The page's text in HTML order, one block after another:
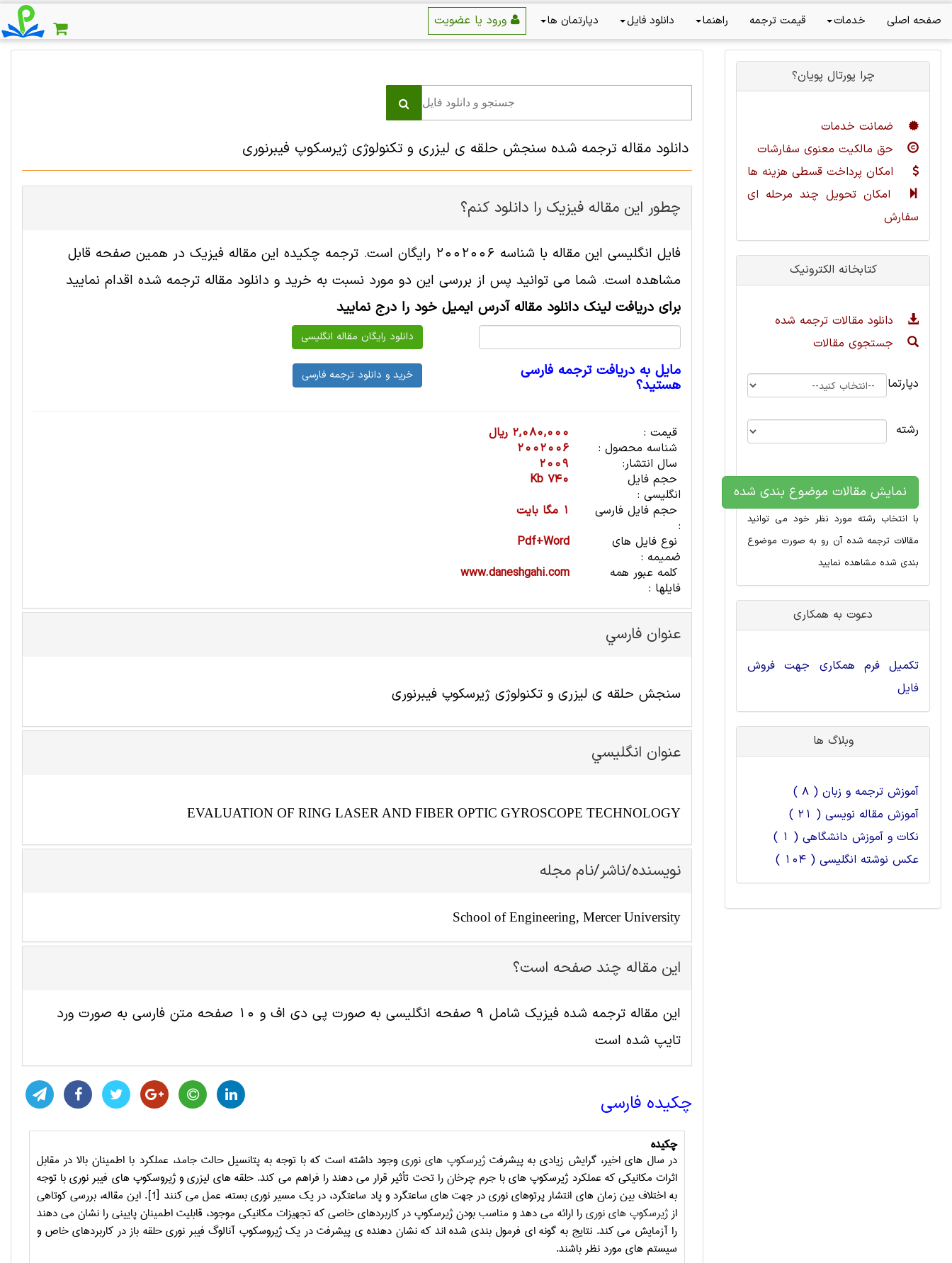
صفحه اصلی خدمات قیمت ترجمه راهنما دانلود فایل دپارتمان ها
دانلود مقاله ترجمه شده سنجش حلقه‏ ی لیزری و تکنولوژی ژیرسکوپ فیبرنوری
چطور این مقاله فیزیک را دانلود کنم؟
فایل انگلیسی این مقاله با شناسه 2002006 رایگان است. ترجمه چکیده این مقاله فیزیک در همین صفحه قابل
مشاهده است. شما می توانید پس از بررسی این دو مورد نسبت به خرید و دانلود مقاله ترجمه شده اقدام نمایید
برای دریافت لینک دانلود مقاله آدرس ایمیل خود را درج نمایید
مایل به دریافت ترجمه فارسی
هستید؟
قیمت :
2,080,000 ریال
شناسه محصول :
2002006
سال انتشار:
2009
حجم فایل
انگلیسی :
740 Kb
حجم فایل فارسی
:
1 مگا بایت
نوع فایل های
ضمیمه :
Pdf+Word
کلمه عبور همه
فایلها :
www.daneshgahi.com
عنوان فارسي
سنجش حلقه‏ ی لیزری و تکنولوژی ژیرسکوپ فیبرنوری
عنوان انگليسي
EVALUATION OF RING LASER AND FIBER OPTIC GYROSCOPE TECHNOLOGY
نویسنده/ناشر/نام مجله
School of Engineering, Mercer University
این مقاله چند صفحه است؟
این مقاله ترجمه شده فیزیک شامل 9 صفحه انگلیسی به صورت پی دی اف و 10 صفحه متن فارسی به صورت ورد
تایپ شده است
چکیده فارسی
چکیده
در سال های اخیر، گرایش زیادی به پیشرفت ژیرسکوپ های نوریوجود داشته است که با توجه به پتانسیل حالت جامد، عملکرد با اطمینان بالا در مقابل
اثرات مکانیکی که عملکرد ژیرسکوپ های با جرم چرخان را تحت تأثیر قرار می دهند را فراهم می کند. حلقه های لیزری و ژیروسکوپ های فیبر نوری با توجه
به اختلاف بین زمان های انتشار پرتوهای نوری در جهت های ساعتگرد و پاد ساعتگرد، در یک مسیر نوری بسته، عمل می کنند [1]. این مقاله، بررسی کوتاهی
ازژیرسکوپ های نوریرا ارائه می دهد و مناسب بودن ژیرسکوپ در کاربردهای خاصی که تجهیزات مکانیکی موجود، قابلیت اطمینان پایینی را نشان می دهند
را آزمایش می کند. نتایج به گونه ای فرمول بندی شده اند که نشان دهنده ی پیشرفت در یک ژیروسکوپ آنالوگ فیبر نوری حلقه باز در کاربردهای خاص و
سیستم های مورد نظر باشند.
چرا پورتال پویان؟
ضمانت خدمات
حق مالکیت معنوی سفارشات
امکان پرداخت قسطی هزینه ها
امکان تحویل چند مرحله ای
سفارش
کتابخانه الکترونیک
دانلود مقالات ترجمه شده
جستجوی مقالات
دپارتمان
رشته
نمایش مقالات موضوع بندی شده
با انتخاب رشته مورد نظر خود می توانید
مقالات ترجمه شده آن رو به صورت موضوع
بندی شده مشاهده نمایید
دعوت به همکاری
تکمیل فرم همکاری جهت فروش
فایل
وبلاگ ها
آموزش ترجمه و زبان ( 8 )
آموزش مقاله نویسی ( 21 )
نکات و آموزش دانشگاهی ( 1 )
عکس نوشته انگلیسی ( 104 )